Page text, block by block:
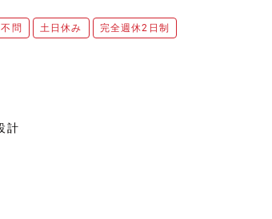
問 土日休み 完全週休2日制
計